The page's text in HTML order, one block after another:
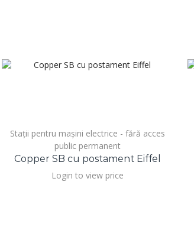
Stații pentru mașini electrice - fără acces
public permanent
Copper SB cu postament Eiffel
Login to view price